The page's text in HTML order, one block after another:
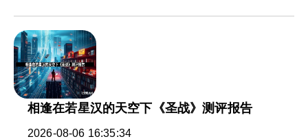
相逢在若星汉的天空下《圣战》测评报告
2026-08-06 16:35:34